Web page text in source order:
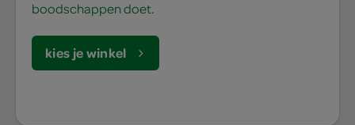
boodschappen doet.
kies je winkel